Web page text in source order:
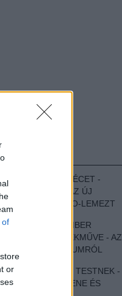
of
or
A LÉCET -
AZ ÚJ
THE HERO-LEMEZT
DÜHÖS VÉNEMBER
REMEKMŰVE - AZ
BOB DYLAN-ALBUMRÓL
LÉLEKNEK ÉS TESTNEK -
NÉPZENE ÉS